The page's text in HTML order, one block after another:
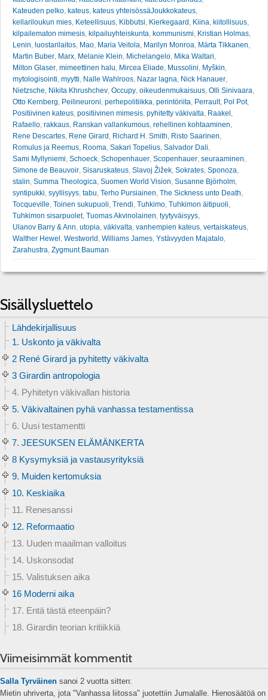
Kateuden pelko, kateus, kateus yhteisössäJoukkokateus,
kellariloukun mies, Keteellisuus, Kibbutsi, Kierkegaard , Kiina, kiitollisuus,
kilpailematon mimesis, kilpailuyhteiskunta, kommunismi, Kristian Holmas,
Lenin, luostarilaitos, Mao, Maria Veitola, Marilyn Monroa, Märta Tikkanen,
Martin Buber, Marx, Melanie Klein, Michelangelo, Mika Waltari,
Milton Glaser, mimeettinen halu, Mircea Eliade, Mussolini, Myškin,
mytologisointi, myytti, Nalle Wahlroos, Nazar lagna, Nick Hanauer,
Nietzsche, Nikita Khrushchev, Occupy, oikeudenmukaisuus, Olli Sinivaara,
Otto Kernberg, Peilineuroni, perhepolitiikka, perintöriita, Perrault, Pol Pot,
Positiivinen kateus, positiivinen mimesis, pyhitetty väkivalta, Raakel ,
Rafaello, rakkaus, Ranskan vallankumous, rehellinen kohtaaminen,
Rene Descartes, Rene Girard , Richard H. Smith, Risto Saarinen,
Romulus ja Reemus, Rooma, Sakari Topelius, Salvador Dali,
Sami Myllyniemi, Schoeck, Schopenhauer, Scopenhauer, seuraaminen,
Simone de Beauvoir, Sisaruskateus, Slavoj Žižek, Sokrates, Sponoza,
stalin, Summa Theologica, Suomen World Vision, Susanne Björholm,
syntipukki, syyllisyys, tabu, Terho Pursiainen, The Sickness unto Death,
Tocqueville, Toinen sukupuoli, Trendi, Tuhkimo, Tuhkimon äitipuoli,
Tuhkimon sisarpuolet, Tuomas Akvinolainen, tyytyväisyys,
Ulanov Barry & Ann, utopia, väkivalta, vanhempien kateus, vertaiskateus,
Walther Hewel , Westworld , Williams James, Ystävyyden Majatalo,
Zarahustra, Zygmunt Bauman
Sisällysluettelo
Lähdekirjallisuus
1. Uskonto ja väkivalta
2 René Girard ja pyhitetty väkivalta
3 Girardin antropologia
4. Pyhitetyn väkivallan historia
5. Väkivaltainen pyhä vanhassa testamentissa
6. Uusi testamentti
7. JEESUKSEN ELÄMÄNKERTA
8 Kysymyksiä ja vastausyrityksiä
9. Muiden kertomuksia
10. Keskiaika
11. Renesanssi
12. Reformaatio
13. Uuden maailman valloitus
14. Uskonsodat
15. Valistuksen aika
16 Moderni aika
17. Entä tästä eteenpäin?
18. Girardin teorian kritiikkiä
Viimeisimmät kommentit
Salla Tyrväinen sanoi 2 vuotta sitten:
Mietin uhriverta, jota "Vanhassa liitossa" juotettiin Jumalalle. Hienosäätöä on